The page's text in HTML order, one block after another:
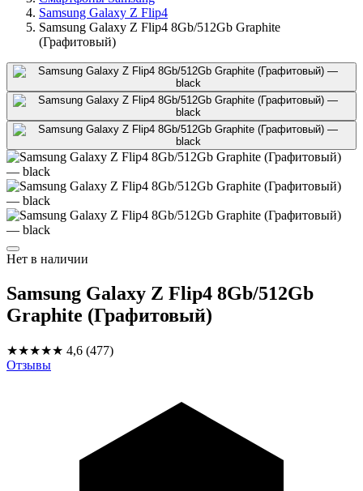
Samsung Galaxy Z Flip4
Samsung Galaxy Z Flip4 8Gb/512Gb Graphite
(Графитовый)
Нет в наличии
Samsung Galaxy Z Flip4 8Gb/512Gb
Graphite (Графитовый)
★★★★★ 4,6 (477)
Отзывы